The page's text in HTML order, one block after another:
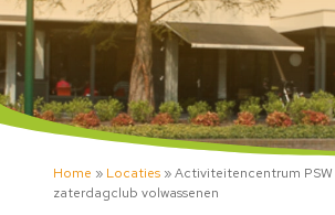
Home » Locaties »Activiteitencentrum
zaterdagclub volwassenen